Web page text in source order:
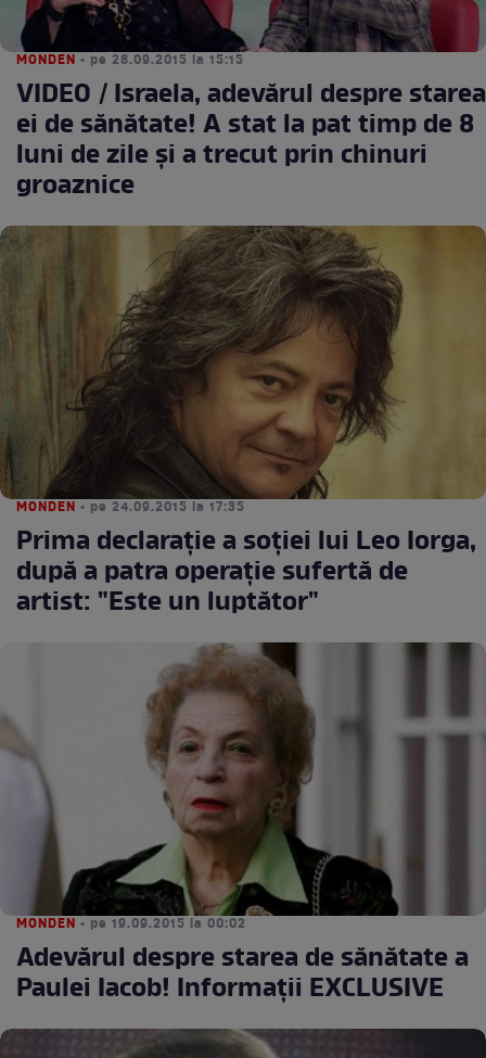
MONDEN • pe 28.09.2015 la 15:15
VIDEO / Israela, adevărul despre starea
ei de sănătate! A stat la pat timp de 8
luni de zile şi a trecut prin chinuri
groaznice
MONDEN • pe 24.09.2015 la 17:35
Prima declaraţie a soţiei lui Leo Iorga,
după a patra operaţie sufertă de
artist: "Este un luptător"
MONDEN • pe 19.09.2015 la 00:02
Adevărul despre starea de sănătate a
Paulei Iacob! Informații EXCLUSIVE